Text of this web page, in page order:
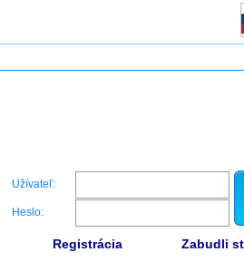
Užívateľ:
Heslo:
Registrácia Zabudli